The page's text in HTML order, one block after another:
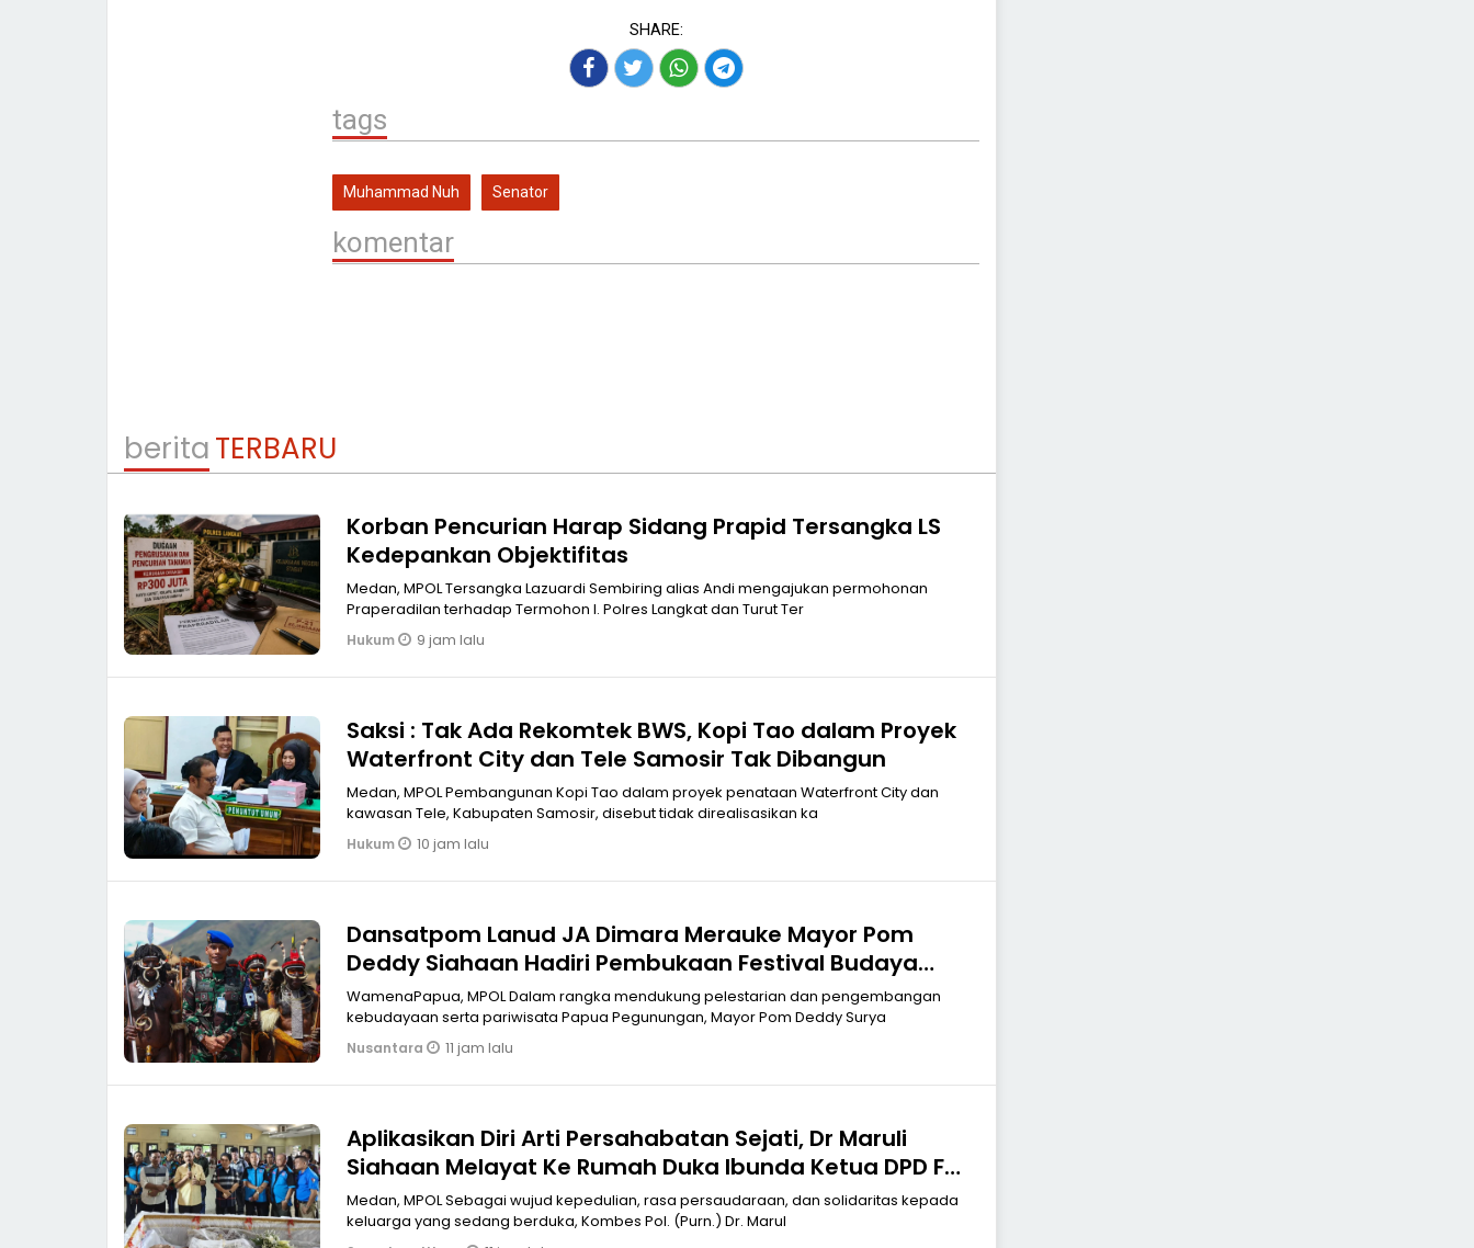
SHARE:
tags
Muhammad Nuh Senator
komentar
beritaTERBARU
Korban Pencurian Harap Sidang Prapid Tersangka LS
Kedepankan Objektifitas
Medan, MPOL Tersangka Lazuardi Sembiring alias Andi mengajukan permohonan
Praperadilan terhadap Termohon I. Polres Langkat dan Turut Ter
Hukum 9 jam lalu
Saksi : Tak Ada Rekomtek BWS, Kopi Tao dalam Proyek
Waterfront City dan Tele Samosir Tak Dibangun
Medan, MPOL Pembangunan Kopi Tao dalam proyek penataan Waterfront City dan
kawasan Tele, Kabupaten Samosir, disebut tidak direalisasikan ka
Hukum 10 jam lalu
Dansatpom Lanud JA Dimara Merauke Mayor Pom
Deddy Siahaan Hadiri Pembukaan Festival Budaya
Lembah Baliem ke-34 Tahun 2026
WamenaPapua, MPOL Dalam rangka mendukung pelestarian dan pengembangan
kebudayaan serta pariwisata Papua Pegunungan, Mayor Pom Deddy Surya
Nusantara 11 jam lalu
Aplikasikan Diri Arti Persahabatan Sejati, Dr Maruli
Siahaan Melayat Ke Rumah Duka Ibunda Ketua DPD F
SPTI-K SPSI Sumut
Medan, MPOL Sebagai wujud kepedulian, rasa persaudaraan, dan solidaritas kepada
keluarga yang sedang berduka, Kombes Pol. (Purn.) Dr. Marul